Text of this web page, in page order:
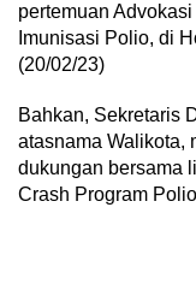
pertemuan
Imunisasi Polio, di
(20/02/23)
Bahkan, Sekretaris
atasnama Walikota,
dukungan bersama
Crash Program